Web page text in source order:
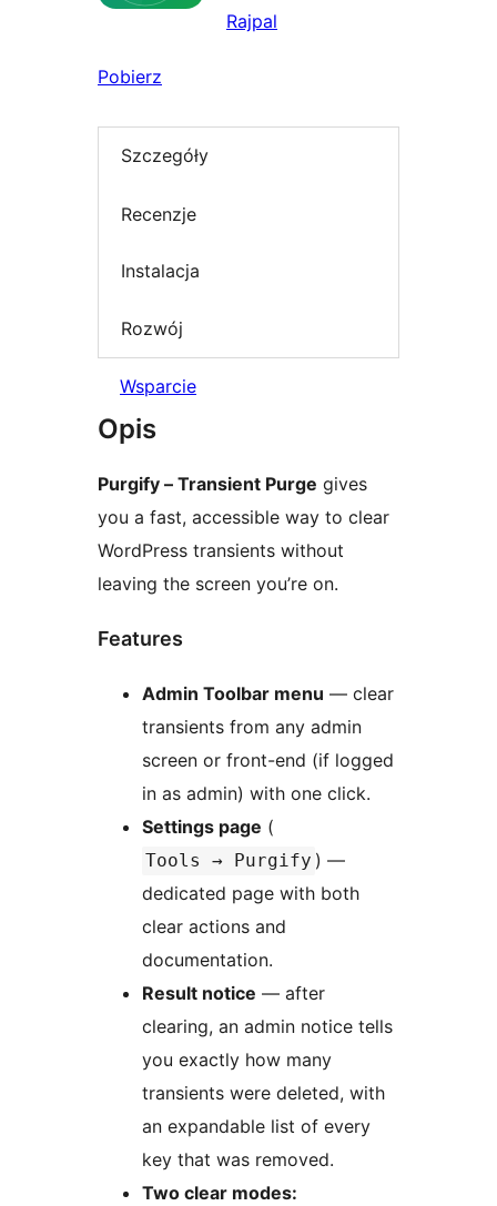
Rajpal
Pobierz
Szczegóły
Recenzje
Instalacja
Rozwój
Wsparcie
Opis
Purgify – Transient Purge gives
you a fast, accessible way to clear
WordPress transients without
leaving the screen you’re on.
Features
Admin Toolbar menu — clear
transients from any admin
screen or front-end (if logged
in as admin) with one click.
Settings page (
Tools → Purgify ) —
dedicated page with both
clear actions and
documentation.
Result notice — after
clearing, an admin notice tells
you exactly how many
transients were deleted, with
an expandable list of every
key that was removed.
Two clear modes: